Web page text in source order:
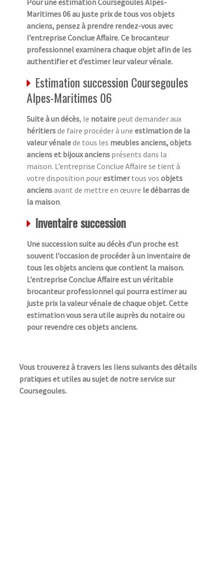
Maritimes 06 au juste prix de tous vos objets
anciens, pensez à prendre rendez-vous avec
l’entreprise Conclue Affaire. Ce brocanteur
professionnel examinera chaque objet afin de les
authentifier et d’estimer leur valeur vénale.
Estimation succession Coursegoules
Alpes-Maritimes 06
Suite à un décès, le notaire peut demander aux
héritiersde faire procéder à une estimation de la
valeur vénalede tous les meubles anciens, objets
anciens et bijoux anciens présents dans la
maison. L’entreprise Conclue Affaire se tient à
votre disposition pourestimertous vos objets
anciensavant de mettre en œuvre le débarras de
la maison.
Inventaire succession
Une succession suite au décès d’un proche est
souvent l’occasion de procéder à un inventaire de
tous les objets anciens que contient la maison.
L’entreprise Conclue Affaire est un véritable
brocanteur professionnel qui pourra estimer au
juste prix la valeur vénale de chaque objet. Cette
estimation vous sera utile auprès du notaire ou
pour revendre ces objets anciens.
Vous trouverez à travers les liens suivants des détails
pratiques et utiles au sujet de notre service sur
Coursegoules.